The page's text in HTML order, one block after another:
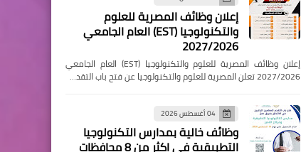
إعلان وظائف المصرية للعلوم
والتكنولوجيا (EST) العام الجامعي
2027/2026
إعلان وظائف المصرية للعلوم والتكنولوجيا (EST) العام الجامعي
2027/2026 تعلن المصرية للعلوم والتكنولوجيا عن فتح باب التقد…
04 أغسطس 2026
وظائف خالية بمدارس التكنولوجيا
التطبيقية فى اكثر من 8 محافظات